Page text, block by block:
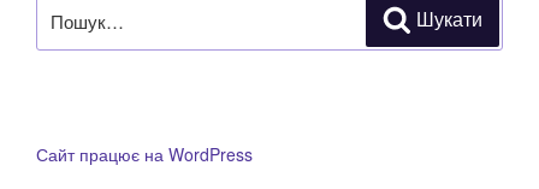
за
Шукати
Сайт працює на WordPress